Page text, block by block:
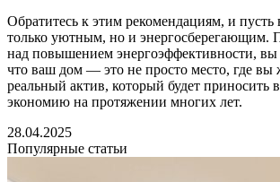
Обратитесь к этим рекомендациям, и пусть
только уютным, но и энергосберегающим.
над повышением энергоэффективности, вы
что ваш дом — это не просто место, где вы
реальный актив, который будет приносить
экономию на протяжении многих лет.
28.04.2025
Популярные статьи